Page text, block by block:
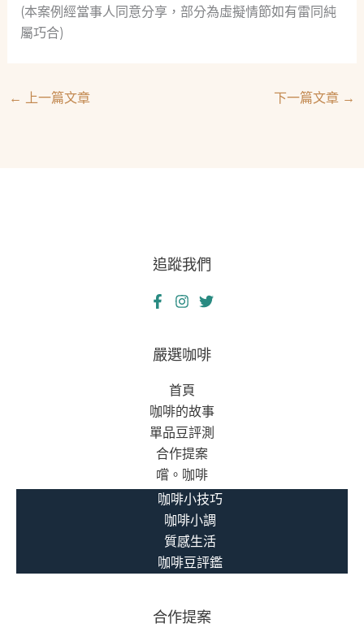
(本案例經當事人同意分享，部分為虛擬情節如有雷同純
屬巧合)
← 上一篇文章 下一篇文章 →
追蹤我們
嚴選咖啡
首頁
咖啡的故事
單品豆評測
合作提案
嚐。咖啡
咖啡小技巧
咖啡小調
質感生活
咖啡豆評鑑
合作提案